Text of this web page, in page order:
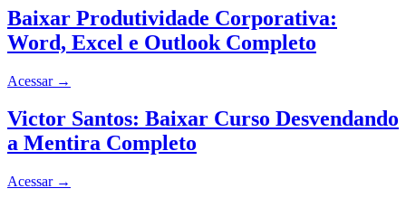
Baixar Produtividade Corporativa:
Word, Excel e Outlook Completo
Acessar →
Victor Santos: Baixar Curso Desvendando
a Mentira Completo
Acessar →